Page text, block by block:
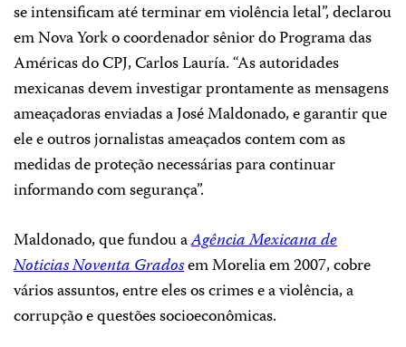
se intensificam até terminar em violência letal”, declarou
em Nova York o coordenador sênior do Programa das
Américas do CPJ, Carlos Lauría. “As autoridades
mexicanas devem investigar prontamente as mensagens
ameaçadoras enviadas a José Maldonado, e garantir que
ele e outros jornalistas ameaçados contem com as
medidas de proteção necessárias para continuar
informando com segurança”.
Maldonado, que fundou aAgência Mexicana de
Noticias Noventa Gradosem Morelia em 2007, cobre
vários assuntos, entre eles os crimes e a violência, a
corrupção e questões socioeconômicas.